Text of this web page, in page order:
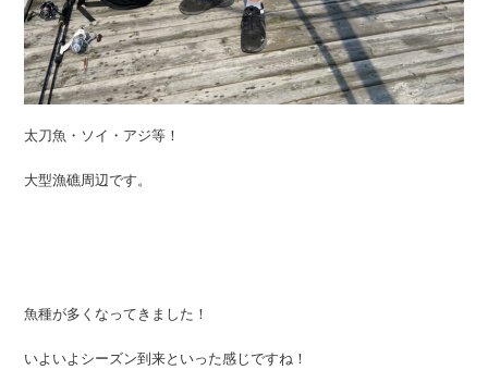
太刀魚・ソイ・アジ等！
大型漁礁周辺です。
魚種が多くなってきました！
いよいよシーズン到来といった感じですね！